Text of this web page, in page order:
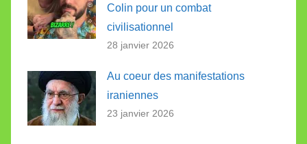
Colin pour un combat
civilisationnel
28 janvier 2026
Au coeur des manifestations
iraniennes
23 janvier 2026